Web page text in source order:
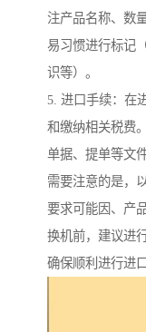
注产品名称、数
易习惯进行标记
识等）。
5. 进口手续：在
和缴纳相关税费
单据、提单等文
需要注意的是，
要求可能因、产
换机前，建议进
确保顺利进行进口